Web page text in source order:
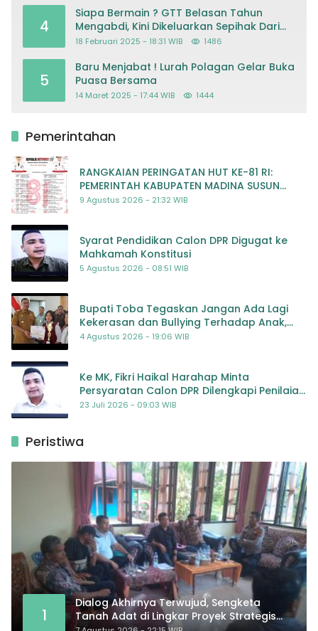
4
Siapa Bermain ? GTT Belasan Tahun
Mengabdi, Kini Dikeluarkan Sepihak Dari
Dapodik
18 Februari 2025 - 18:31 WIB 1486
5
Baru Menjabat ! Lurah Polagan Gelar Buka
Puasa Bersama
14 Maret 2025 - 17:44 WIB 1444
Pemerintahan
RANGKAIAN PERINGATAN HUT KE-81 RI:
PEMERINTAH KABUPATEN MADINA SUSUN
RENCANA KEGIATAN MERIAH DAN BERMAKNA
9 Agustus 2026 - 21:32 WIB
Syarat Pendidikan Calon DPR Digugat ke
Mahkamah Konstitusi
5 Agustus 2026 - 08:51 WIB
Bupati Toba Tegaskan Jangan Ada Lagi
Kekerasan dan Bullying Terhadap Anak,
Dorong Kolaborasi Seluruh Pihak
4 Agustus 2026 - 19:06 WIB
Ke MK, Fikri Haikal Harahap Minta
Persyaratan Calon DPR Dilengkapi Penilaian
Kompetensi
23 Juli 2026 - 09:03 WIB
Peristiwa
1
Dialog Akhirnya Terwujud, Sengketa
Tanah Adat di Lingkar Proyek Strategis